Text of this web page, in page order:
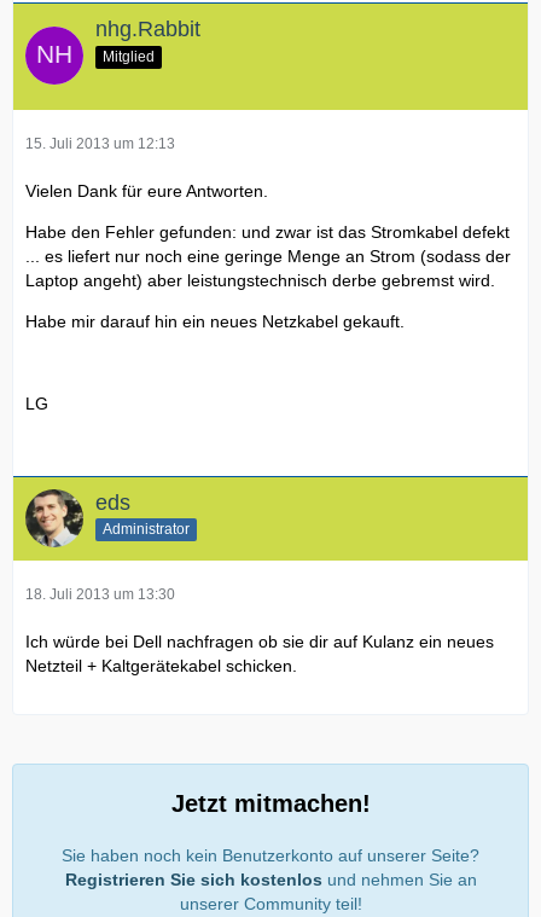
nhg.Rabbit
Mitglied
15. Juli 2013 um 12:13
Vielen Dank für eure Antworten.
Habe den Fehler gefunden: und zwar ist das Stromkabel defekt
... es liefert nur noch eine geringe Menge an Strom (sodass der
Laptop angeht) aber leistungstechnisch derbe gebremst wird.
Habe mir darauf hin ein neues Netzkabel gekauft.
LG
eds
Administrator
18. Juli 2013 um 13:30
Ich würde bei Dell nachfragen ob sie dir auf Kulanz ein neues
Netzteil + Kaltgerätekabel schicken.
Jetzt mitmachen!
Sie haben noch kein Benutzerkonto auf unserer Seite?
Registrieren Sie sich kostenlos und nehmen Sie an
unserer Community teil!